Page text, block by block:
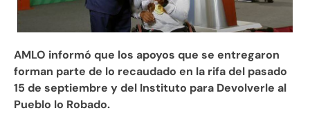
AMLO informó que los apoyos que se entregaron
forman parte de lo recaudado en la rifa del pasado
15 de septiembre y del Instituto para Devolverle al
Pueblo lo Robado.